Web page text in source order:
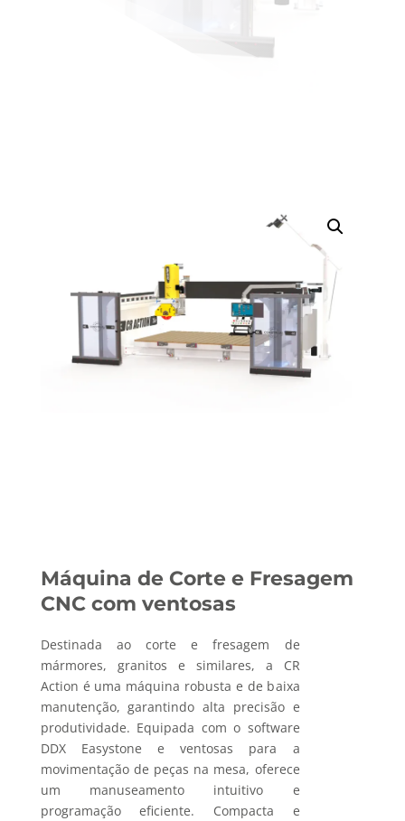
Máquina de Corte e Fresagem
CNC com ventosas
Destinada ao corte e fresagem de
mármores, granitos e similares, a CR
Action é uma máquina robusta e de baixa
manutenção, garantindo alta precisão e
produtividade. Equipada com o software
DDX Easystone e ventosas para a
movimentação de peças na mesa, oferece
um manuseamento intuitivo e
programação eficiente. Compacta e